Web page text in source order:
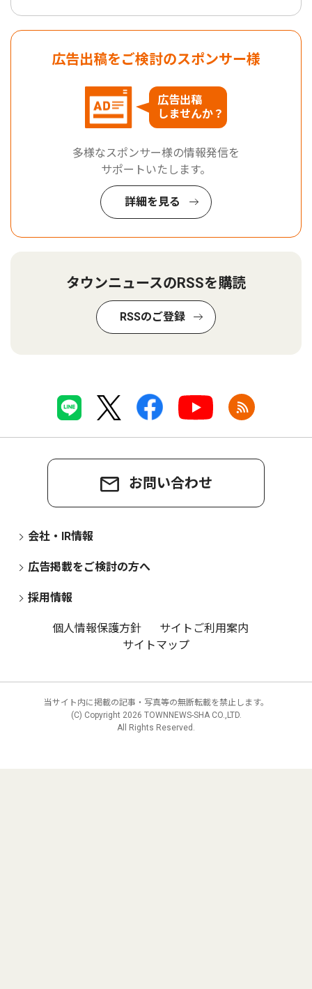
広告出稿をご検討のスポンサー様
広告出稿
しませんか？
多様なスポンサー様の情報発信を
サポートいたします。
詳細を見る
タウンニュースのRSSを購読
RSSのご登録
お問い合わせ
会社・IR情報
広告掲載をご検討の方へ
採用情報
個人情報保護方針
サイトご利用案内
サイトマップ
当サイト内に掲載の記事・写真等の無断転載を禁止します。
(C) Copyright 2026 TOWNNEWS-SHA CO.,LTD.
All Rights Reserved.